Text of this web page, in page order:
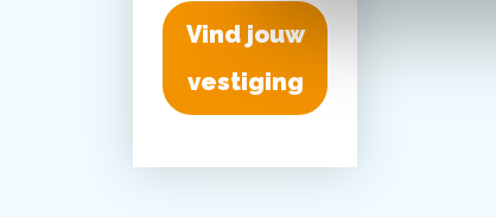
Vind jouw
vestiging